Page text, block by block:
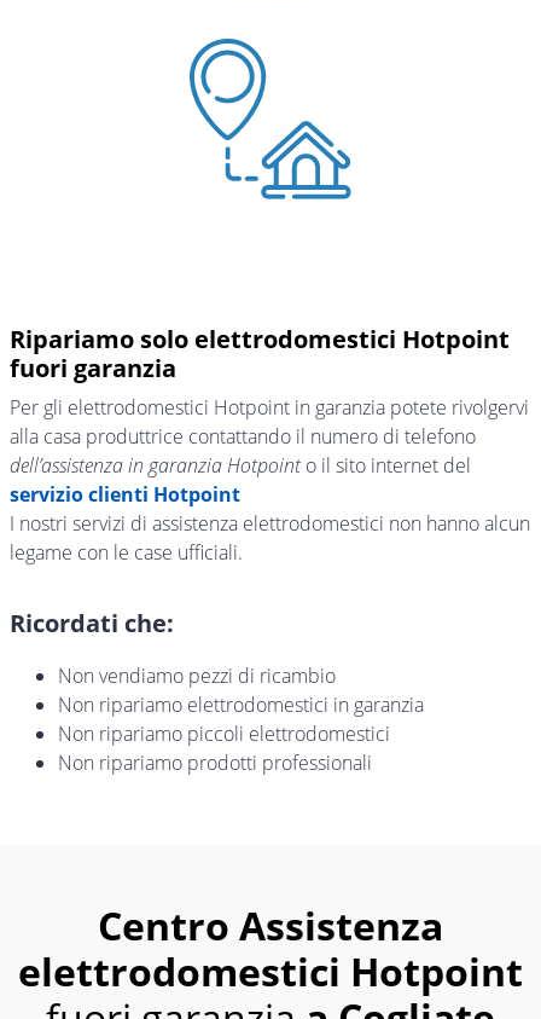
Ripariamo solo elettrodomestici Hotpoint
fuori garanzia
Per gli elettrodomestici Hotpoint in garanzia potete rivolgervi
alla casa produttrice contattando il numero di telefono
dell’assistenza in garanzia Hotpointo il sito internet del
servizio clienti Hotpoint
I nostri servizi di assistenza elettrodomestici non hanno alcun
legame con le case ufficiali.
Ricordati che:
Non vendiamo pezzi di ricambio
Non ripariamo elettrodomestici in garanzia
Non ripariamo piccoli elettrodomestici
Non ripariamo prodotti professionali
Centro Assistenza
elettrodomestici Hotpoint